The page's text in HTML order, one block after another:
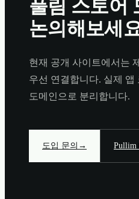
풀림 스토어
논의해보세
현재 공개 사이트에서는
우선 연결합니다. 실제 앱
도메인으로 분리합니다.
도입 문의 → Pullim